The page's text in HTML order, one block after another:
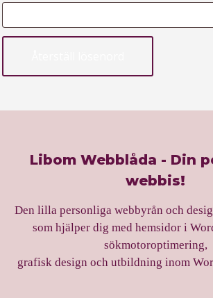
Libom Webblåda - Din
webbis!
Den lilla personliga webbyrån och
som hjälper dig med hemsidor i
sökmotoroptimering,
grafisk design och utbildning inom